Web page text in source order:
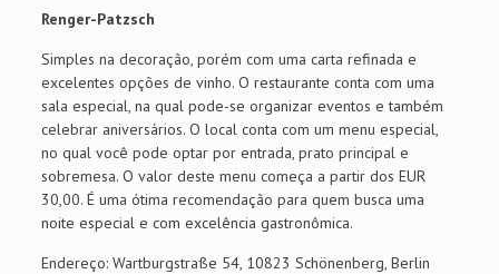
Renger-Patzsch
Simples na decoração, porém com uma carta refinada e
excelentes opções de vinho. O restaurante conta com uma
sala especial, na qual pode-se organizar eventos e também
celebrar aniversários. O local conta com um menu especial,
no qual você pode optar por entrada, prato principal e
sobremesa. O valor deste menu começa a partir dos EUR
30,00. É uma ótima recomendação para quem busca uma
noite especial e com excelência gastronômica.
Endereço: Wartburgstraße 54, 10823 Schönenberg, Berlin